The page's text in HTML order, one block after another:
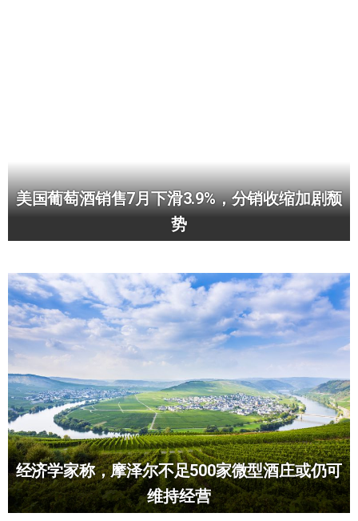
美国葡萄酒销售7月下滑3.9%，分销收缩加剧颓
势
经济学家称，摩泽尔不足500家微型酒庄或仍可
维持经营